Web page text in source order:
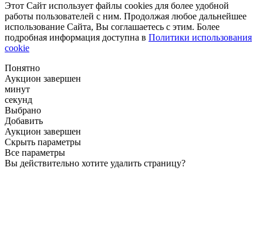
Этот Сайт использует файлы cookies для более удобной
работы пользователей с ним. Продолжая любое дальнейшее
использование Сайта, Вы соглашаетесь с этим. Более
подробная информация доступна в Политики использования
cookie
Понятно
Аукцион завершен
минут
секунд
Выбрано
Добавить
Аукцион завершен
Скрыть параметры
Все параметры
Вы действительно хотите удалить страницу?